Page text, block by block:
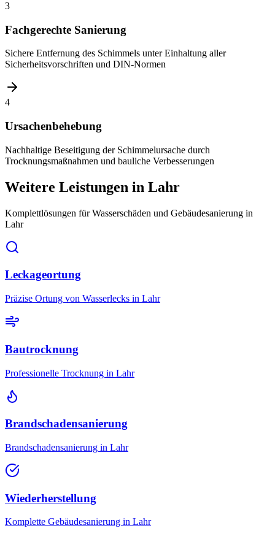
3
Fachgerechte Sanierung
Sichere Entfernung des Schimmels unter Einhaltung aller
Sicherheitsvorschriften und DIN-Normen
4
Ursachenbehebung
Nachhaltige Beseitigung der Schimmelursache durch
Trocknungsmaßnahmen und bauliche Verbesserungen
Weitere Leistungen in Lahr
Komplettlösungen für Wasserschäden und Gebäudesanierung in
Lahr
Leckageortung
Präzise Ortung von Wasserlecks in Lahr
Bautrocknung
Professionelle Trocknung in Lahr
Brandschadensanierung
Brandschadensanierung in Lahr
Wiederherstellung
Komplette Gebäudesanierung in Lahr